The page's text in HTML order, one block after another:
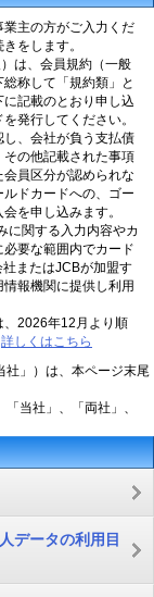
主の方がご入力くだ
をします。
は、会員規約（一般
称して「規約類」と
記載のとおり申し込
発行してください。
、会社が負う支払債
の他記載された事項
員区分が認められな
ドカードへの、ゴー
を申し込みます。
に関する入力内容やカ
要な範囲内でカード
またはJCBが加盟す
報機関に提供し利用
、2026年12月より順
詳しくはこちら
社」）は、本ページ末尾
当社」、「両社」、
データの利用目